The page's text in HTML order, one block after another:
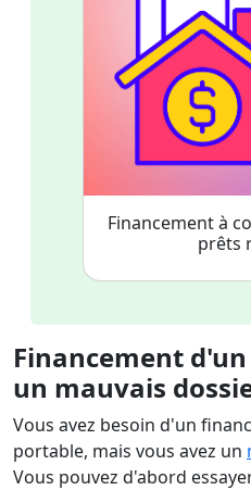
Financement à
prêts
Financement
un mauvais
Vous avez besoin d'un
portable, mais vous avez un
Vous pouvez d'abord